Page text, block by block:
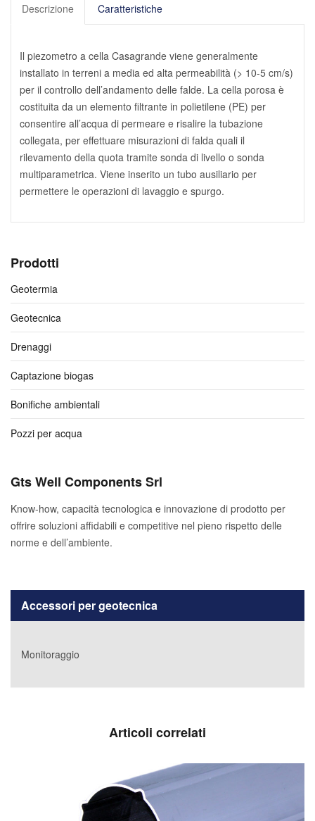
Descrizione Caratteristiche
Il piezometro a cella Casagrande viene generalmente
installato in terreni a media ed alta permeabilità (> 10-5 cm/s)
per il controllo dell’andamento delle falde. La cella porosa è
costituita da un elemento filtrante in polietilene (PE) per
consentire all’acqua di permeare e risalire la tubazione
collegata, per effettuare misurazioni di falda quali il
rilevamento della quota tramite sonda di livello o sonda
multiparametrica. Viene inserito un tubo ausiliario per
permettere le operazioni di lavaggio e spurgo.
Prodotti
Geotermia
Geotecnica
Drenaggi
Captazione biogas
Bonifiche ambientali
Pozzi per acqua
Gts Well Components Srl
Know-how, capacità tecnologica e innovazione di prodotto per
offrire soluzioni affidabili e competitive nel pieno rispetto delle
norme e dell’ambiente.
Accessori per geotecnica
Monitoraggio
Articoli correlati